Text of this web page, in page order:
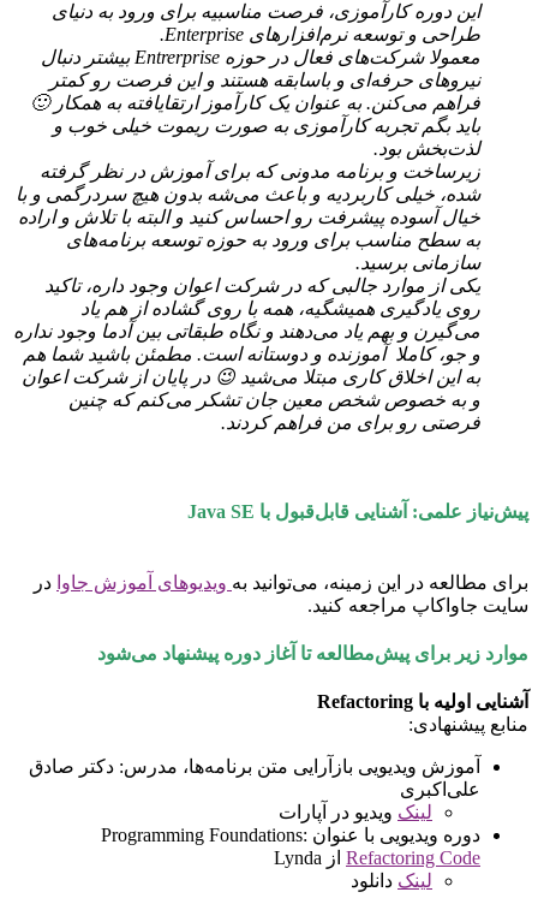
این دوره کارآموزی، فرصت مناسبیه برای ورود به دنیای
طراحی و توسعه نرم‌افزارهای Enterprise.
معمولا شرکت‌های فعال در حوزه Entrerprise بیشتر دنبال
نیروهای حرفه‌ای و باسابقه هستند و این فرصت رو کمتر
فراهم می‌کنن. به عنوان یک کارآموز ارتقایافته به همکار 🙂
باید بگم تجربه کارآموزی به صورت ریموت خیلی خوب و
لذت‌بخش بود.
زیرساخت و برنامه مدونی که برای آموزش در نظر گرفته
شده، خیلی کاربردیه و باعث می‌شه بدون هیچ سردرگمی و با
خیال آسوده پیشرفت رو احساس کنید و البته با تلاش و اراده
به سطح مناسب برای ورود به حوزه توسعه برنامه‌های
سازمانی برسید.
یکی از موارد جالبی که در شرکت اعوان وجود داره، تاکید
روی یادگیری همیشگیه، همه با روی گشاده از هم یاد
می‌گیرن و بهم یاد می‌دهند و نگاه طبقاتی بین آدما وجود نداره
و جو، کاملا آموزنده و دوستانه است. مطمئن باشید شما هم
به این اخلاق کاری مبتلا می‌شید 😉 در پایان از شرکت اعوان
و به خصوص شخص معین جان تشکر می‌کنم که چنین
فرصتی رو برای من فراهم کردند.
پیش‌نیاز علمی: آشنایی قابل‌قبول با Java SE
برای مطالعه در این زمینه، می‌توانید به ویدیوهای آموزش جاوا در
سایت جاواکاپ مراجعه کنید.
موارد زیر برای پیش‌مطالعه تا آغاز دوره پیشنهاد می‌شود
آشنایی اولیه با Refactoring
منابع پیشنهادی:
آموزش ویدیویی بازآرایی متن برنامه‌ها، مدرس: دکتر صادق
علی‌اکبری
لینک ویدیو در آپارات
دوره ویدیویی با عنوان Programming Foundations:
Refactoring Code از Lynda
لینک دانلود